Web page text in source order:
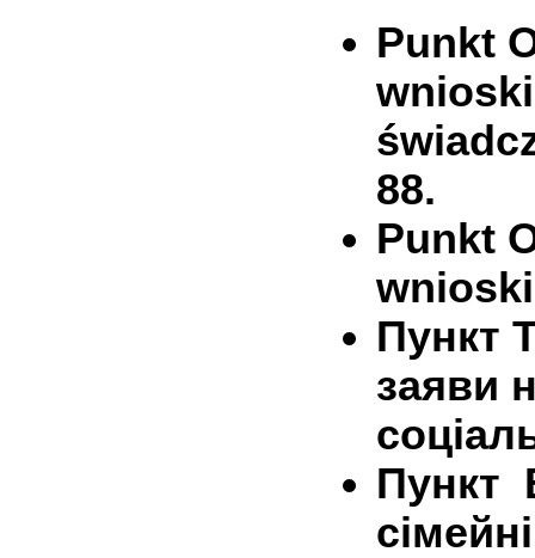
Punkt
88.
Punkt
Пункт
заяви
Пункт